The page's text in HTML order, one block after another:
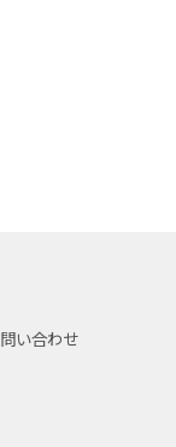
い合わせ